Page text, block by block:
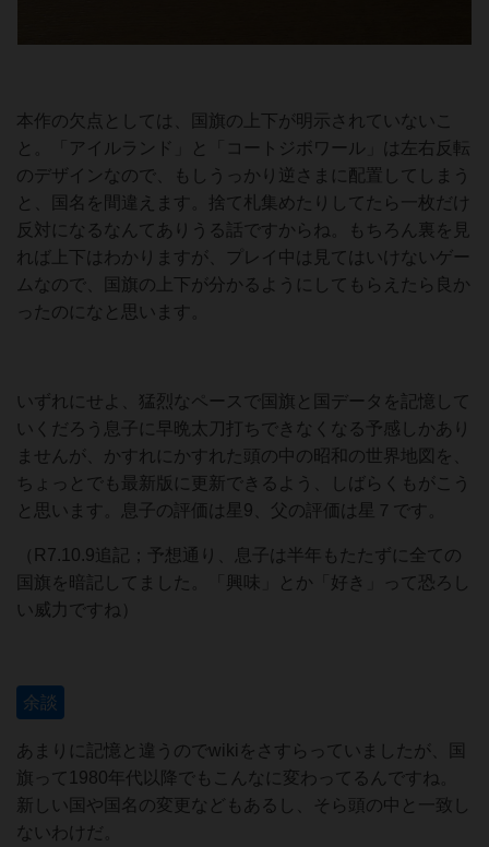
本作の欠点としては、国旗の上下が明示されていないこ
と。「アイルランド」と「コートジボワール」は左右反転
のデザインなので、もしうっかり逆さまに配置してしまう
と、国名を間違えます。捨て札集めたりしてたら一枚だけ
反対になるなんてありうる話ですからね。もちろん裏を見
れば上下はわかりますが、プレイ中は見てはいけないゲー
ムなので、国旗の上下が分かるようにしてもらえたら良か
ったのになと思います。
いずれにせよ、猛烈なペースで国旗と国データを記憶して
いくだろう息子に早晩太刀打ちできなくなる予感しかあり
ませんが、かすれにかすれた頭の中の昭和の世界地図を、
ちょっとでも最新版に更新できるよう、しばらくもがこう
と思います。息子の評価は星9、父の評価は星７です。
（R7.10.9追記；予想通り、息子は半年もたたずに全ての
国旗を暗記してました。「興味」とか「好き」って恐ろし
い威力ですね）
余談
あまりに記憶と違うのでwikiをさすらっていましたが、国
旗って1980年代以降でもこんなに変わってるんですね。
新しい国や国名の変更などもあるし、そら頭の中と一致し
ないわけだ。